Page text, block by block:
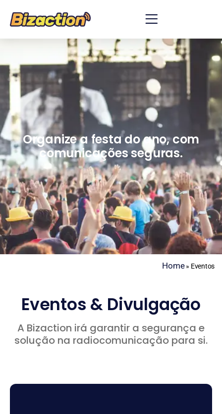
Organize a festa do ano, com
comunicações seguras.
Home» Eventos
Eventos & Divulgação
A Bizaction irá garantir a segurança e
solução na radiocomunicação para si.